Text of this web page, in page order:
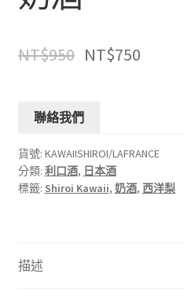
NT$950 NT$750
聯絡我們
貨號: KAWAIISHIROI/LAFRANCE
分類: 利口酒, 日本酒
標籤: Shiroi Kawaii, 奶酒, 西洋梨
描述